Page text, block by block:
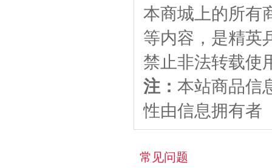
本商城上的所有
等内容，是精英
禁止非法转载使
注： 本站商品信
性由信息拥有者
常见问题